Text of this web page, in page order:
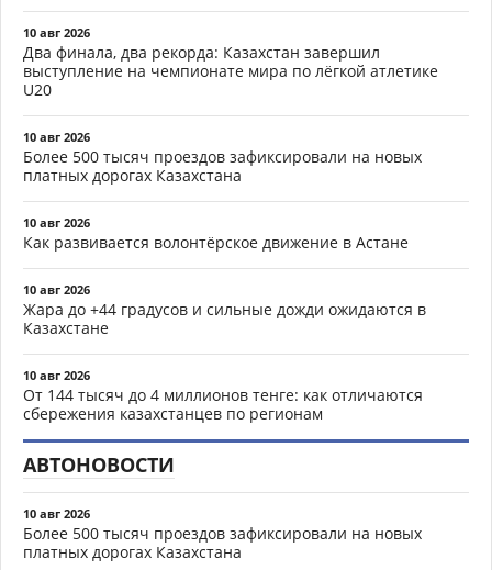
10 авг 2026
Два финала, два рекорда: Казахстан завершил
выступление на чемпионате мира по лёгкой атлетике
U20
10 авг 2026
Более 500 тысяч проездов зафиксировали на новых
платных дорогах Казахстана
10 авг 2026
Как развивается волонтёрское движение в Астане
10 авг 2026
Жара до +44 градусов и сильные дожди ожидаются в
Казахстане
10 авг 2026
От 144 тысяч до 4 миллионов тенге: как отличаются
сбережения казахстанцев по регионам
АВТОНОВОСТИ
10 авг 2026
Более 500 тысяч проездов зафиксировали на новых
платных дорогах Казахстана